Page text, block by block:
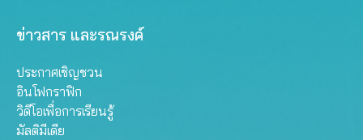
ข่าวสาร และรณรงค์
ประกาศเชิญชวน
อินโฟกราฟิก
วิดีโอเพื่อการเรียนรู้
มัลติมีเดีย